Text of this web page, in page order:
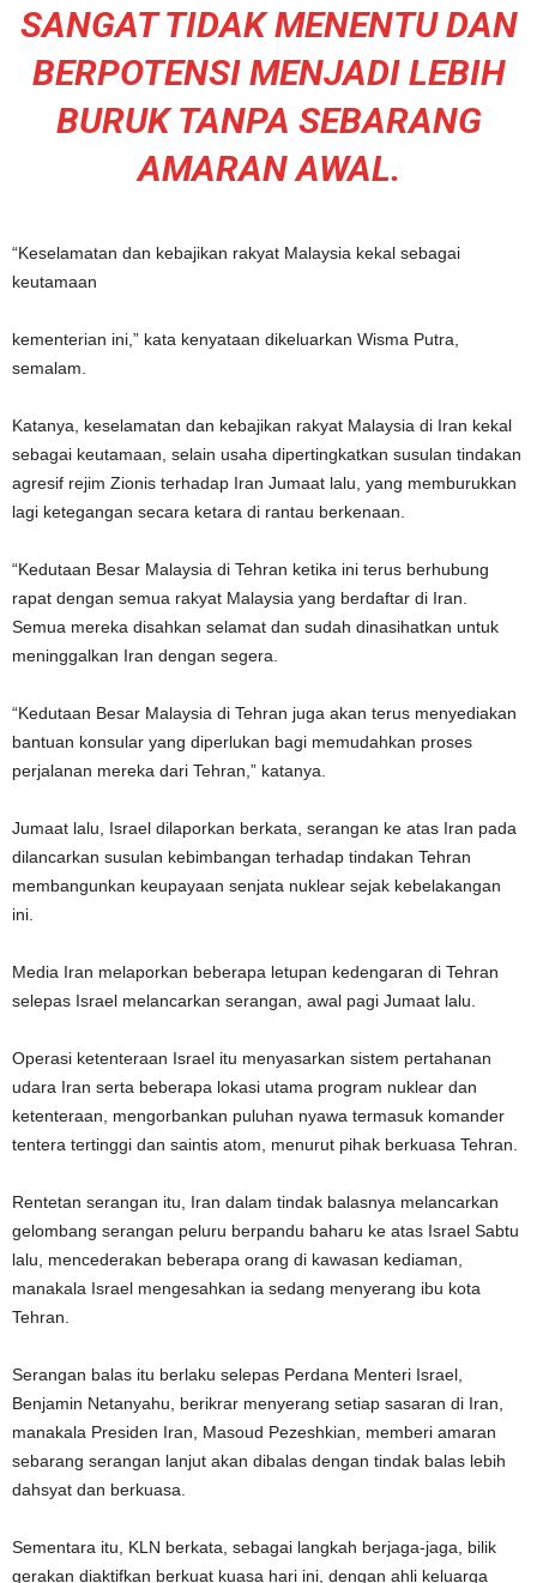
SANGAT TIDAK MENENTU DAN
BERPOTENSI MENJADI LEBIH
BURUK TANPA SEBARANG
AMARAN AWAL.
“Keselamatan dan kebajikan rakyat Malaysia kekal sebagai
keutamaan
kementerian ini,” kata kenyataan dikeluarkan Wisma Putra,
semalam.
Katanya, keselamatan dan kebajikan rakyat Malaysia di Iran kekal
sebagai keutamaan, selain usaha dipertingkatkan susulan tindakan
agresif rejim Zionis terhadap Iran Jumaat lalu, yang memburukkan
lagi ketegangan secara ketara di rantau berkenaan.
“Kedutaan Besar Malaysia di Tehran ketika ini terus berhubung
rapat dengan semua rakyat Malaysia yang berdaftar di Iran.
Semua mereka disahkan selamat dan sudah dinasihatkan untuk
meninggalkan Iran dengan segera.
“Kedutaan Besar Malaysia di Tehran juga akan terus menyediakan
bantuan konsular yang diperlukan bagi memudahkan proses
perjalanan mereka dari Tehran,” katanya.
Jumaat lalu, Israel dilaporkan berkata, serangan ke atas Iran pada
dilancarkan susulan kebimbangan terhadap tindakan Tehran
membangunkan keupayaan senjata nuklear sejak kebelakangan
ini.
Media Iran melaporkan beberapa letupan kedengaran di Tehran
selepas Israel melancarkan serangan, awal pagi Jumaat lalu.
Operasi ketenteraan Israel itu menyasarkan sistem pertahanan
udara Iran serta beberapa lokasi utama program nuklear dan
ketenteraan, mengorbankan puluhan nyawa termasuk komander
tentera tertinggi dan saintis atom, menurut pihak berkuasa Tehran.
Rentetan serangan itu, Iran dalam tindak balasnya melancarkan
gelombang serangan peluru berpandu baharu ke atas Israel Sabtu
lalu, mencederakan beberapa orang di kawasan kediaman,
manakala Israel mengesahkan ia sedang menyerang ibu kota
Tehran.
Serangan balas itu berlaku selepas Perdana Menteri Israel,
Benjamin Netanyahu, berikrar menyerang setiap sasaran di Iran,
manakala Presiden Iran, Masoud Pezeshkian, memberi amaran
sebarang serangan lanjut akan dibalas dengan tindak balas lebih
dahsyat dan berkuasa.
Sementara itu, KLN berkata, sebagai langkah berjaga-jaga, bilik
gerakan diaktifkan berkuat kuasa hari ini, dengan ahli keluarga